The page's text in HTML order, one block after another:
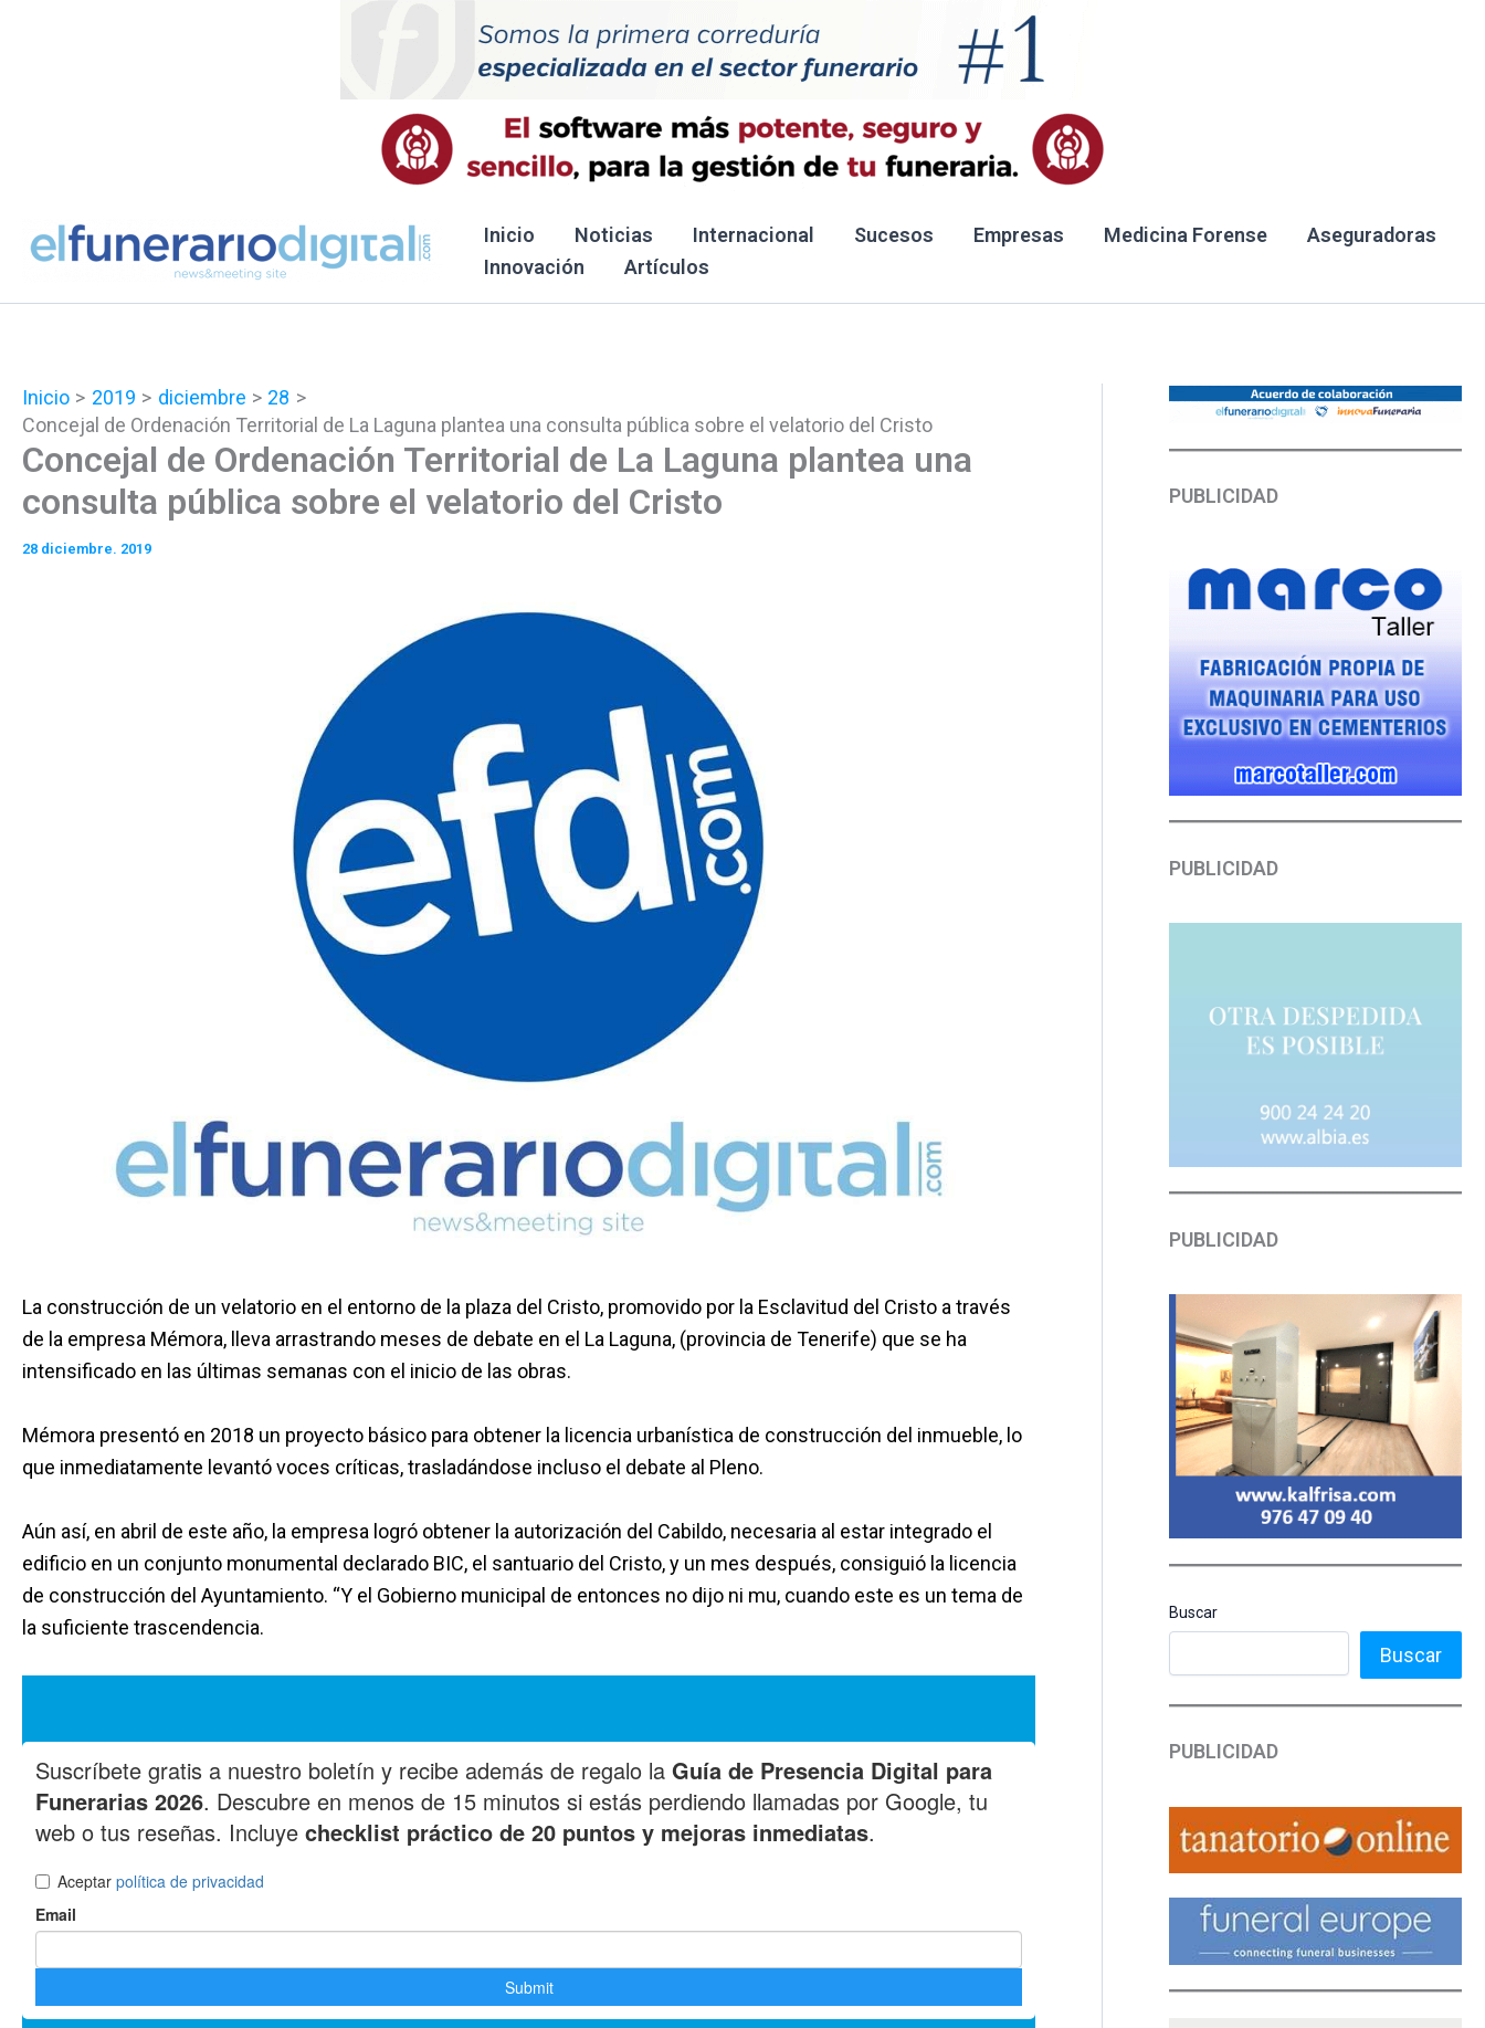
Inicio Noticias Internacional Sucesos Empresas Medicina Forense
Aseguradoras
Innovación
Artículos
Inicio 2019 diciembre
28
Concejal de Ordenación Territorial de La Laguna plantea una consulta pública sobre el velatorio del Cristo
Concejal de Ordenación Territorial de La Laguna plantea una
consulta pública sobre el velatorio del Cristo
28 diciembre. 2019
La construcción de un velatorio en el entorno de la plaza del Cristo, promovido por la Esclavitud del Cristo a través
de la empresa Mémora, lleva arrastrando meses de debate en el La Laguna, (provincia de Tenerife) que se ha
intensificado en las últimas semanas con el inicio de las obras.
Mémora presentó en 2018 un proyecto básico para obtener la licencia urbanística de construcción del inmueble, lo
que inmediatamente levantó voces críticas, trasladándose incluso el debate al Pleno.
Aún así, en abril de este año, la empresa logró obtener la autorización del Cabildo, necesaria al estar integrado el
edificio en un conjunto monumental declarado BIC, el santuario del Cristo, y un mes después, consiguió la licencia
de construcción del Ayuntamiento. “Y el Gobierno municipal de entonces no dijo ni mu, cuando este es un tema de
la suficiente trascendencia.
PUBLICIDAD
PUBLICIDAD
PUBLICIDAD
Buscar
Buscar
PUBLICIDAD